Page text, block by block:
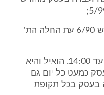
ב. אסתר הכירה את הת' מחודש 6/90 עת החלה הת'
ג. אסתר עבדה בעסק מ-8:00 עד 14:00. הואיל והיא
כמעט כל יום גם
בעסק בכל תקופת